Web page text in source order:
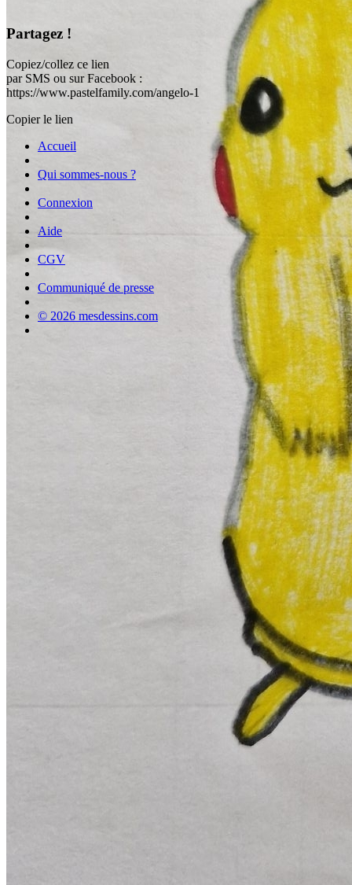
Partagez !
Copiez/collez ce lien
par SMS ou sur Facebook :
https://www.pastelfamily.com/angelo-1
Copier le lien
Accueil
Qui sommes-nous ?
Connexion
Aide
CGV
Communiqué de presse
© 2026 mesdessins.com